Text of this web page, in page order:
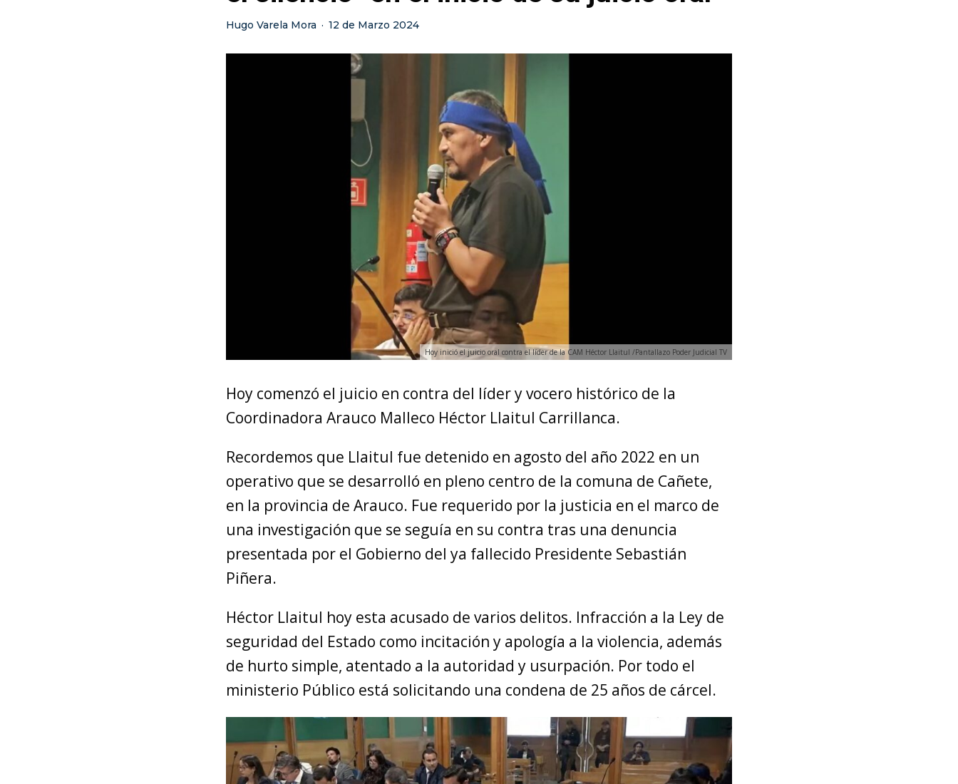
Hugo Varela Mora · 12 de Marzo 2024
Hoy inició el juicio oral contra el líder de la CAM Héctor Llaitul /Pantallazo Poder Judicial TV
Hoy comenzó el juicio en contra del líder y vocero histórico de la
Coordinadora Arauco Malleco Héctor Llaitul Carrillanca.
Recordemos que Llaitul fue detenido en agosto del año 2022 en un
operativo que se desarrolló en pleno centro de la comuna de Cañete,
en la provincia de Arauco. Fue requerido por la justicia en el marco de
una investigación que se seguía en su contra tras una denuncia
presentada por el Gobierno del ya fallecido Presidente Sebastián
Piñera.
Héctor Llaitul hoy esta acusado de varios delitos. Infracción a la Ley de
seguridad del Estado como incitación y apología a la violencia, además
de hurto simple, atentado a la autoridad y usurpación. Por todo el
ministerio Público está solicitando una condena de 25 años de cárcel.